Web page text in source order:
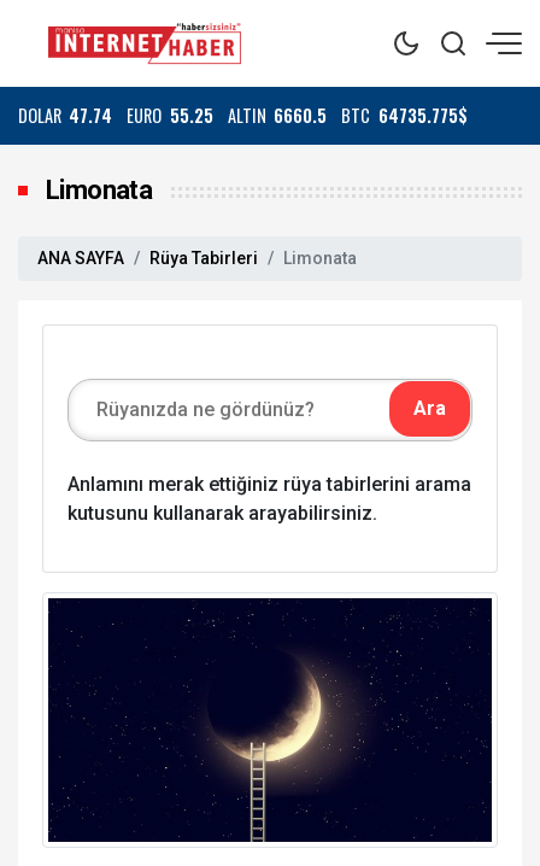
DOLAR 47.74 EURO 55.25 ALTIN 6660.5 BTC 64735.775$
Limonata
ANA SAYFA Rüya Tabirleri Limonata
Anlamını merak ettiğiniz rüya tabirlerini arama
kutusunu kullanarak arayabilirsiniz.